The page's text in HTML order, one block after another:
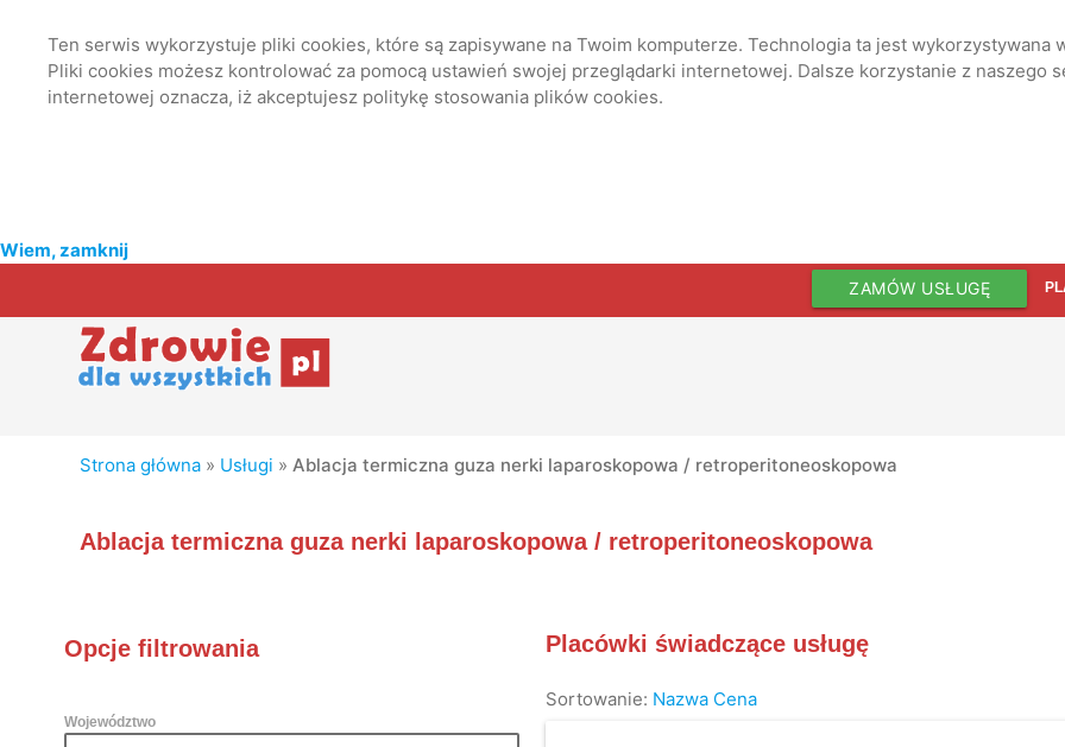
Ten serwis wykorzystuje pliki cookies, które są zapisywane na Twoim komputerze. Technologia ta jest
Pliki cookies możesz kontrolować za pomocą ustawień swojej przeglądarki internetowej. Dalsze korzystanie z naszego
internetowej oznacza, iż akceptujesz politykę stosowania plików cookies.
Wiem, zamknij
ZAMÓW USŁUGĘ
Strona główna » Usługi »Ablacja termiczna guza nerki laparoskopowa / retroperitoneoskopowa
Ablacja termiczna guza nerki laparoskopowa / retroperitoneoskopowa
Opcje filtrowania
Województwo
Placówki świadczące usługę
Sortowanie: Nazwa Cena